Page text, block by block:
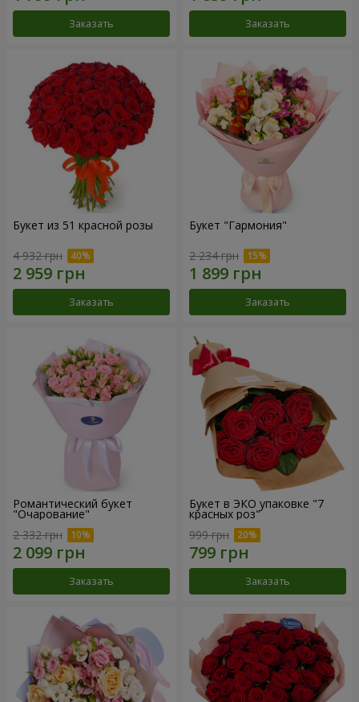
Заказать Заказать
Букет из 51 красной розы
4 932 грн
Заказать
Букет "Гармония"
2 234 грн
Заказать
Романтический букет
"Очарование"
2 332 грн
Заказать
Букет в ЭКО упаковке "7
красных роз"
999 грн
Заказать